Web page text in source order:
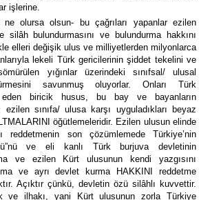
işlerine.
ne olursa olsun- bu çağrıları yapanlar ezilen
silâh bulundurmasını ve bulundurma hakkını
elleri değişik ulus ve milliyetlerden milyonlarca
lekeli Türk gericilerinin şiddet tekelini ve
yığınlar üzerindeki sınıfsal/ ulusal
savunmuş oluyorlar. Onları Türk
eden biricik husus, bu bay ve bayanların
ezilen sınıfa/ ulusa karşı uyguladıkları beyaz
öğütlemeleridir. Ezilen ulusun elinde
reddetmenin son çözümlemede Türkiye’nin
ve eli kanlı Türk burjuva devletinin
ve ezilen Kürt ulusunun kendi yazgısını
ve ayrı devlet kurma
HAKKINI
reddetme
Açıktır çünkü, devletin özü silâhlı kuvvettir.
ve ilhakı, yani Kürt ulusunun zorla Türkiye